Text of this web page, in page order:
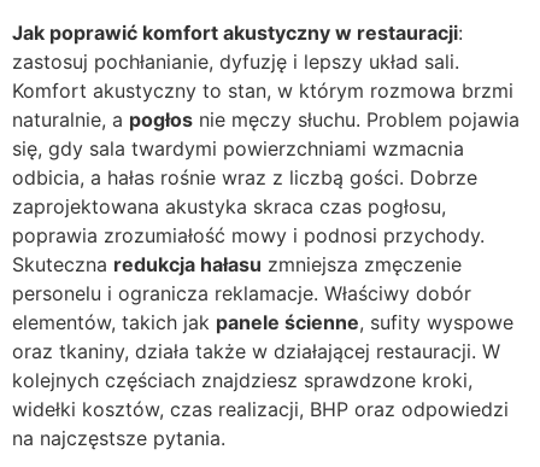
Jak poprawić komfort akustyczny w restauracji:
zastosuj pochłanianie, dyfuzję i lepszy układ sali.
Komfort akustyczny to stan, w którym rozmowa brzmi
naturalnie, a pogłos nie męczy słuchu. Problem pojawia
się, gdy sala twardymi powierzchniami wzmacnia
odbicia, a hałas rośnie wraz z liczbą gości. Dobrze
zaprojektowana akustyka skraca czas pogłosu,
poprawia zrozumiałość mowy i podnosi przychody.
Skuteczna redukcja hałasu zmniejsza zmęczenie
personelu i ogranicza reklamacje. Właściwy dobór
elementów, takich jak panele ścienne, sufity wyspowe
oraz tkaniny, działa także w działającej restauracji. W
kolejnych częściach znajdziesz sprawdzone kroki,
widełki kosztów, czas realizacji, BHP oraz odpowiedzi
na najczęstsze pytania.